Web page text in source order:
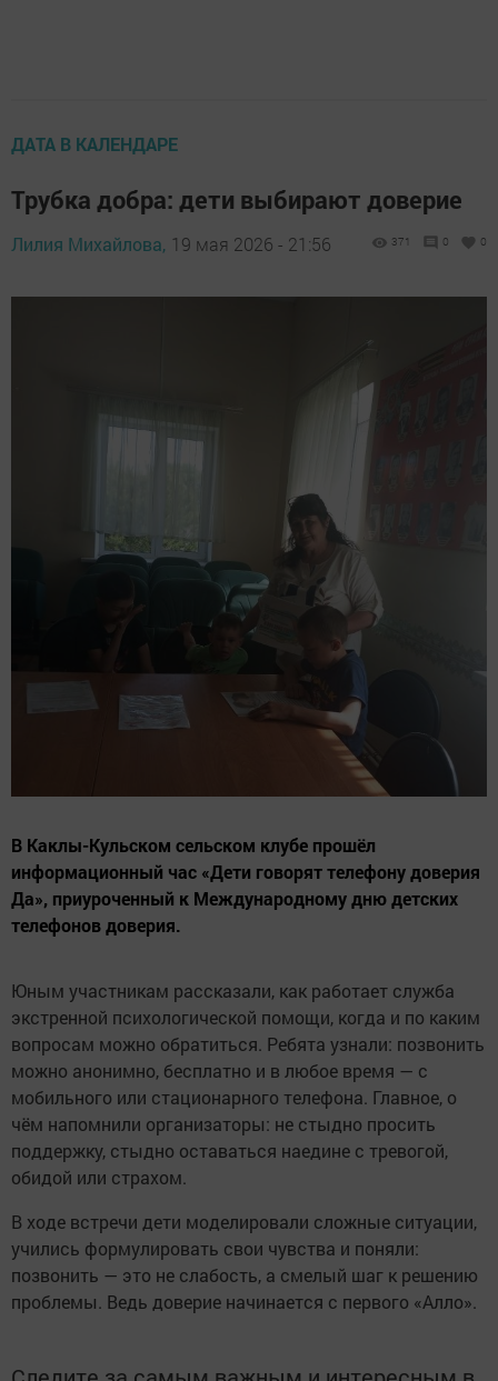
ДАТА В КАЛЕНДАРЕ
Трубка добра: дети выбирают доверие
Лилия Михайлова, 19 мая 2026 - 21:56 371 0 0
В Каклы-Кульском сельском клубе прошёл
информационный час «Дети говорят телефону доверия
Да», приуроченный к Международному дню детских
телефонов доверия.
Юным участникам рассказали, как работает служба
экстренной психологической помощи, когда и по каким
вопросам можно обратиться. Ребята узнали: позвонить
можно анонимно, бесплатно и в любое время — с
мобильного или стационарного телефона. Главное, о
чём напомнили организаторы: не стыдно просить
поддержку, стыдно оставаться наедине с тревогой,
обидой или страхом.
В ходе встречи дети моделировали сложные ситуации,
учились формулировать свои чувства и поняли:
позвонить — это не слабость, а смелый шаг к решению
проблемы. Ведь доверие начинается с первого «Алло».